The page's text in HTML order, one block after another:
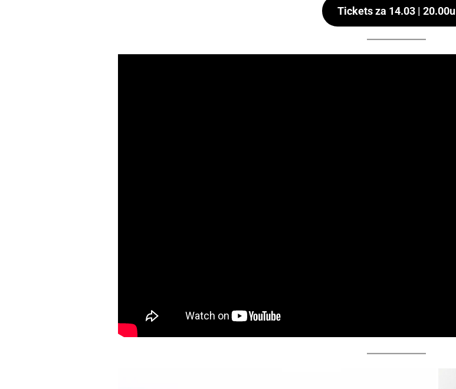
Tickets za 14.03 | 20.00u